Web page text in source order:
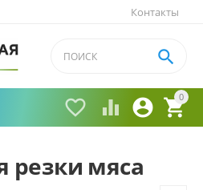
Контакты
0


 

резки мяса